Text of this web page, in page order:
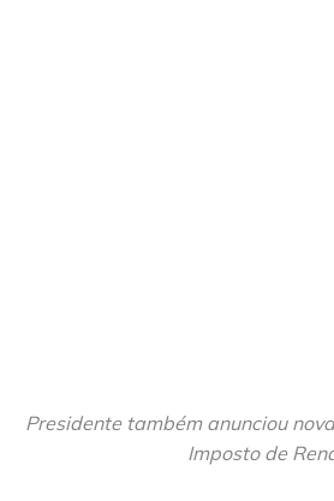
Presidente também anunciou
Imposto de